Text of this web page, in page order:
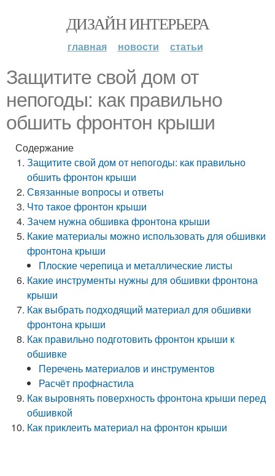
ДИЗАЙН ИНТЕРЬЕРА
главная новости статьи
Защитите свой дом от
непогоды: как правильно
обшить фронтон крыши
Содержание
Защитите свой дом от непогоды: как правильно
обшить фронтон крыши
Связанные вопросы и ответы
Что такое фронтон крыши
Зачем нужна обшивка фронтона крыши
Какие материалы можно использовать для обшивки
фронтона крыши
Плоские черепица и металлические листы
Какие инструменты нужны для обшивки фронтона
крыши
Как выбрать подходящий материал для обшивки
фронтона крыши
Как правильно подготовить фронтон крыши к
обшивке
Перечень материалов и инструментов
Расчёт профнастила
Как выровнять поверхность фронтона крыши перед
обшивкой
Как приклеить материал на фронтон крыши